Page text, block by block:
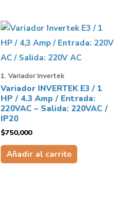
1. Variador Invertek
Variador INVERTEK E3 / 1
HP / 4.3 Amp / Entrada:
220VAC – Salida: 220VAC /
IP20
$750,000
Añadir al carrito